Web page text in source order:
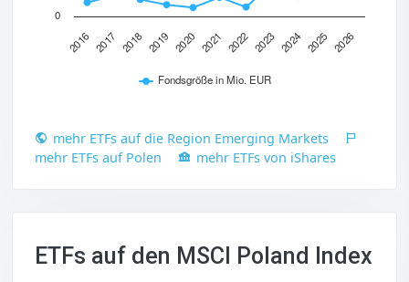
Fondsgröße in Mio. EUR
2016 2017 2018 2019 2020 2021 2022 2023 2024 2025 2026
0
mehr ETFs auf die Region Emerging Markets
mehr ETFs auf Polen
mehr ETFs von iShares
ETFs auf den MSCI Poland Index